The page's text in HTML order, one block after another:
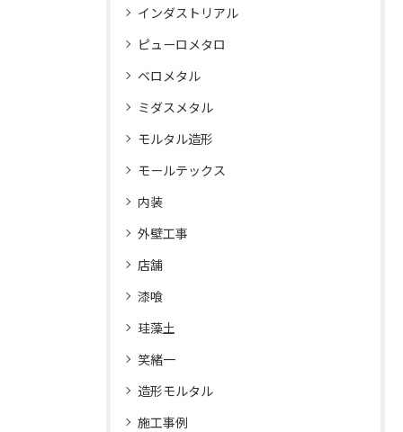
インダストリアル
ピューロメタロ
ベロメタル
ミダスメタル
モルタル造形
モールテックス
内装
外壁工事
店舗
漆喰
珪藻土
笑緒一
造形モルタル
施工事例